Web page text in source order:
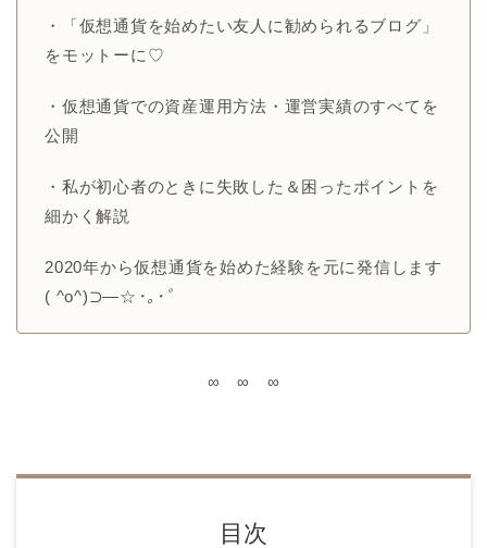
・「仮想通貨を始めたい友人に勧められるブログ」
をモットーに♡
・仮想通貨での資産運用方法・運営実績のすべてを
公開
・私が初心者のときに失敗した＆困ったポイントを
細かく解説
2020年から仮想通貨を始めた経験を元に発信します
( ^o^)⊃―☆ ･｡･ﾟ
∞ ∞ ∞
目次